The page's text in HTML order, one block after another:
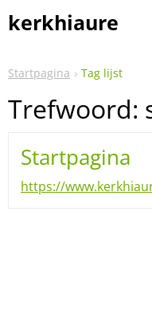
kerkhiaure
Startpagina Tag lijst
Trefwoord:
Startpagina
https://